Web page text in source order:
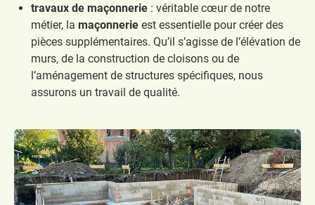
travaux de maçonnerie : véritable cœur de notre
métier, la maçonnerie est essentielle pour créer des
pièces supplémentaires. Qu’il s’agisse de l’élévation de
murs, de la construction de cloisons ou de
l’aménagement de structures spécifiques, nous
assurons un travail de qualité.